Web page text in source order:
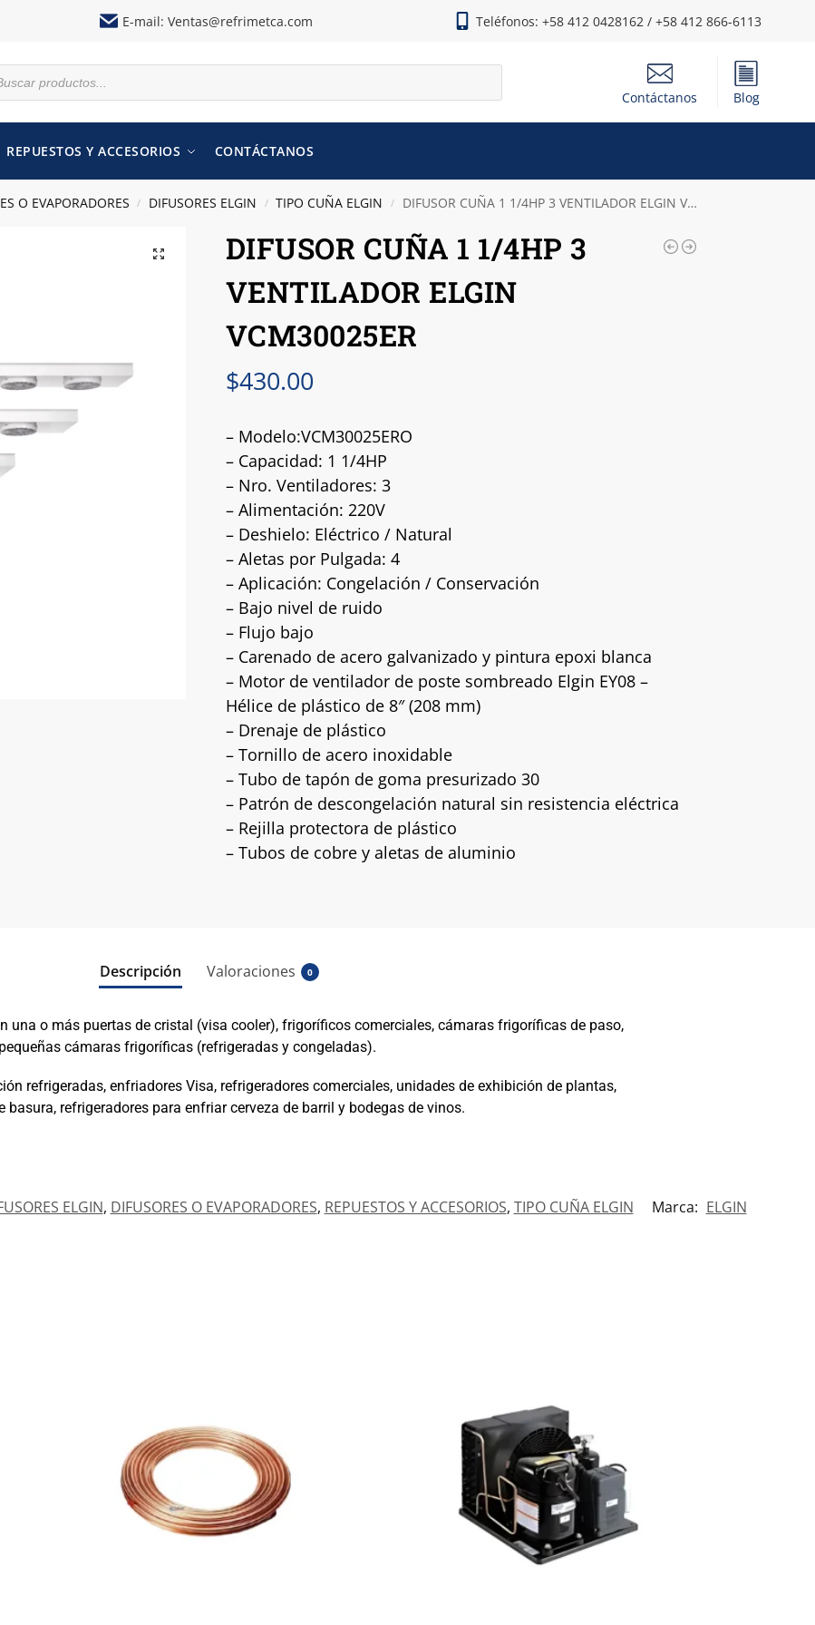
E-mail: Ventas@refrimetca.com Teléfonos: +58 412 0428162 / +58 412 866-6113
Contáctanos Blog
REPUESTOS Y ACCESORIOS CONTÁCTANOS
O EVAPORADORES / DIFUSORES ELGIN / TIPO CUÑA ELGIN / DIFUSOR CUÑA 1 1/4HP 3 VENTILADOR ELGIN VCM30025ER
DIFUSOR CUÑA 1 1/4HP 3
VENTILADOR ELGIN
VCM30025ER
$430.00
– Modelo:VCM30025ERO
– Capacidad: 1 1/4HP
– Nro. Ventiladores: 3
– Alimentación: 220V
– Deshielo: Eléctrico / Natural
– Aletas por Pulgada: 4
– Aplicación: Congelación / Conservación
– Bajo nivel de ruido
– Flujo bajo
– Carenado de acero galvanizado y pintura epoxi blanca
– Motor de ventilador de poste sombreado Elgin EY08 –
Hélice de plástico de 8″ (208 mm)
– Drenaje de plástico
– Tornillo de acero inoxidable
– Tubo de tapón de goma presurizado 30
– Patrón de descongelación natural sin resistencia eléctrica
– Rejilla protectora de plástico
– Tubos de cobre y aletas de aluminio
Descripción Valoraciones 0
una o más puertas de cristal (visa cooler), frigoríficos comerciales, cámaras frigoríficas de paso,
cámaras frigoríficas (refrigeradas y congeladas).
refrigeradas, enfriadores Visa, refrigeradores comerciales, unidades de exhibición de plantas,
refrigeradores para enfriar cerveza de barril y bodegas de vinos.
ELGIN, DIFUSORES O EVAPORADORES, REPUESTOS Y ACCESORIOS, TIPO CUÑA ELGIN Marca: ELGIN